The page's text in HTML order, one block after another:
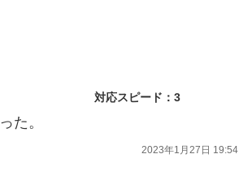
対応スピード：3
た。
2023年1月27日 19:54